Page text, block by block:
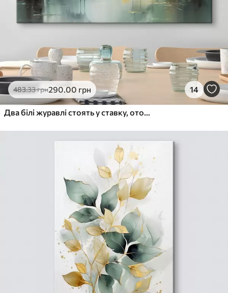
483.33грн290.00 грн 14
Два білі журавлі стоять у ставку, оточені пишним зеленим лісом з м'яким, розсіяним освітленням